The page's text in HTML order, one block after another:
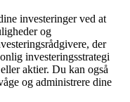
investeringer ved at
og
der
investeringsstrategi
aktier. Du kan også
og administrere dine